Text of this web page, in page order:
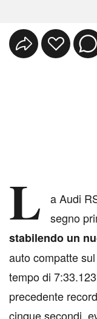
L
a Audi
segno
stabilendo un
auto compatte
tempo di
precedente
cinque secondi,